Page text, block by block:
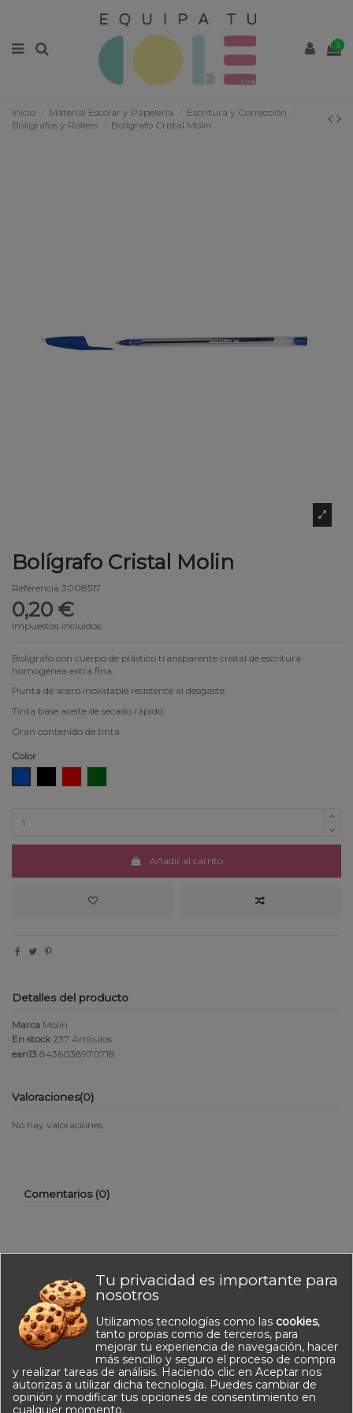
0
Inicio Material Escolar y Papelería
Escritura y Corrección
Bolígrafos y Rollers
Bolígrafo Cristal Molin
Bolígrafo Cristal Molin
Referencia 3008517
0,20 €
Impuestos incluidos
Bolígrafo con cuerpo de plástico transparente cristal de escritura
homogénea extra fina.
Punta de acero inoxidable resistente al desgaste.
Tinta base aceite de secado rápido.
Gran contenido de tinta
Color
Añadir al carrito
Detalles del producto
Marca Molin
En stock 237 Artículos
ean13 8436038970718
Valoraciones(0)
No hay valoraciones
Comentarios (0)
No hay reseñas de clientes en este momento.
Información
Tu privacidad es importante para
nosotros
Utilizamos tecnologías como las cookies,
tanto propias como de terceros, para
mejorar tu experiencia de navegación, hacer
más sencillo y seguro el proceso de compra
y realizar tareas de análisis. Haciendo clic en Aceptar nos
autorizas a utilizar dicha tecnología. Puedes cambiar de
opinión y modificar tus opciones de consentimiento en
cualquier momento.